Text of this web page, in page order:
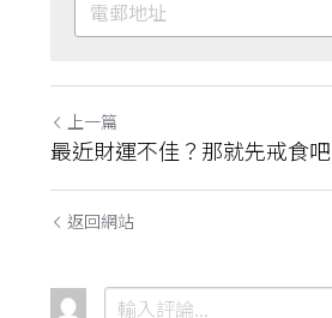
上一篇
最近財運不佳？那就先戒食吧
返回網站